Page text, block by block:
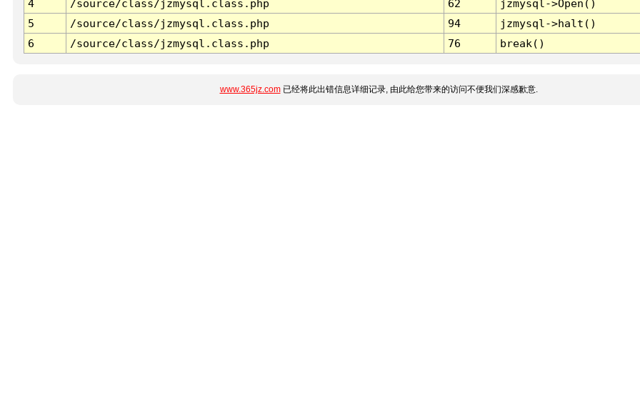
4
/source/class/jzmysql.class.php 62
jzmysql->Open()
5
/source/class/jzmysql.class.php 94
jzmysql->halt()
6
/source/class/jzmysql.class.php 76 break()
www.365jz.com已经将此出错信息详细记录, 由此给您带来的访问不便我们深感歉意.